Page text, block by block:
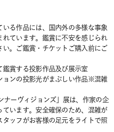
る作品には、国内外の多様な事象
ています。鑑賞に不安を感じられ
。ご鑑賞・チケットご購入前にご
賞する投影作品及び展示室
ョンの投影光がまぶしい作品※混雑
ーヴィジョンズ」展は、作家の企
います。安全確保のため、混雑が
ッフがお客様の足元をライトで照